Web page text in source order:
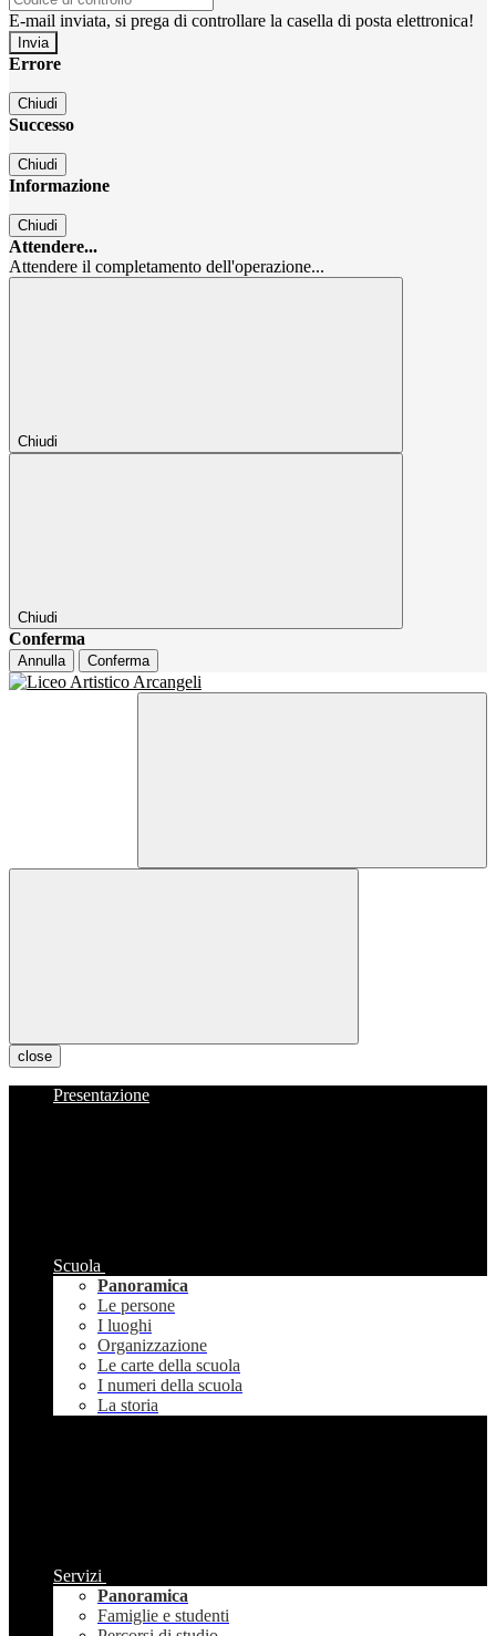
E-mail inviata, si prega di controllare la casella di posta elettronica!
Errore
Chiudi
Successo
Chiudi
Informazione
Chiudi
Attendere...
Attendere il completamento dell'operazione...
Chiudi
Chiudi
Conferma
Annulla Conferma
close
Presentazione
Scuola
Panoramica
Le persone
I luoghi
Organizzazione
Le carte della scuola
I numeri della scuola
La storia
Servizi
Panoramica
Famiglie e studenti